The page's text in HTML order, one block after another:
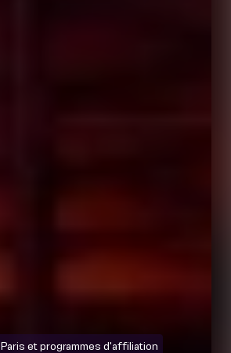
Paris et programmes d'affiliation